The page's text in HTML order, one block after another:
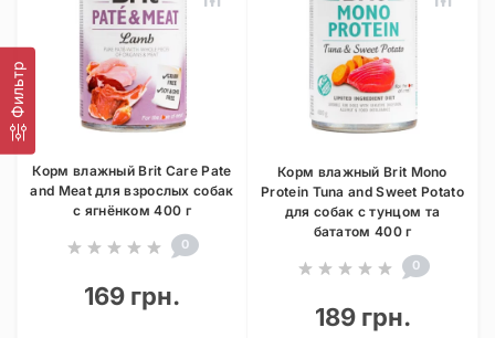
Фильтр
Корм влажный Brit Care Pate
and Meat для взрослых собак
с ягнёнком 400 г
0
169 грн.
Корм влажный Brit Mono
Protein Tuna and Sweet Potato
для собак с тунцом та
бататом 400 г
0
189 грн.